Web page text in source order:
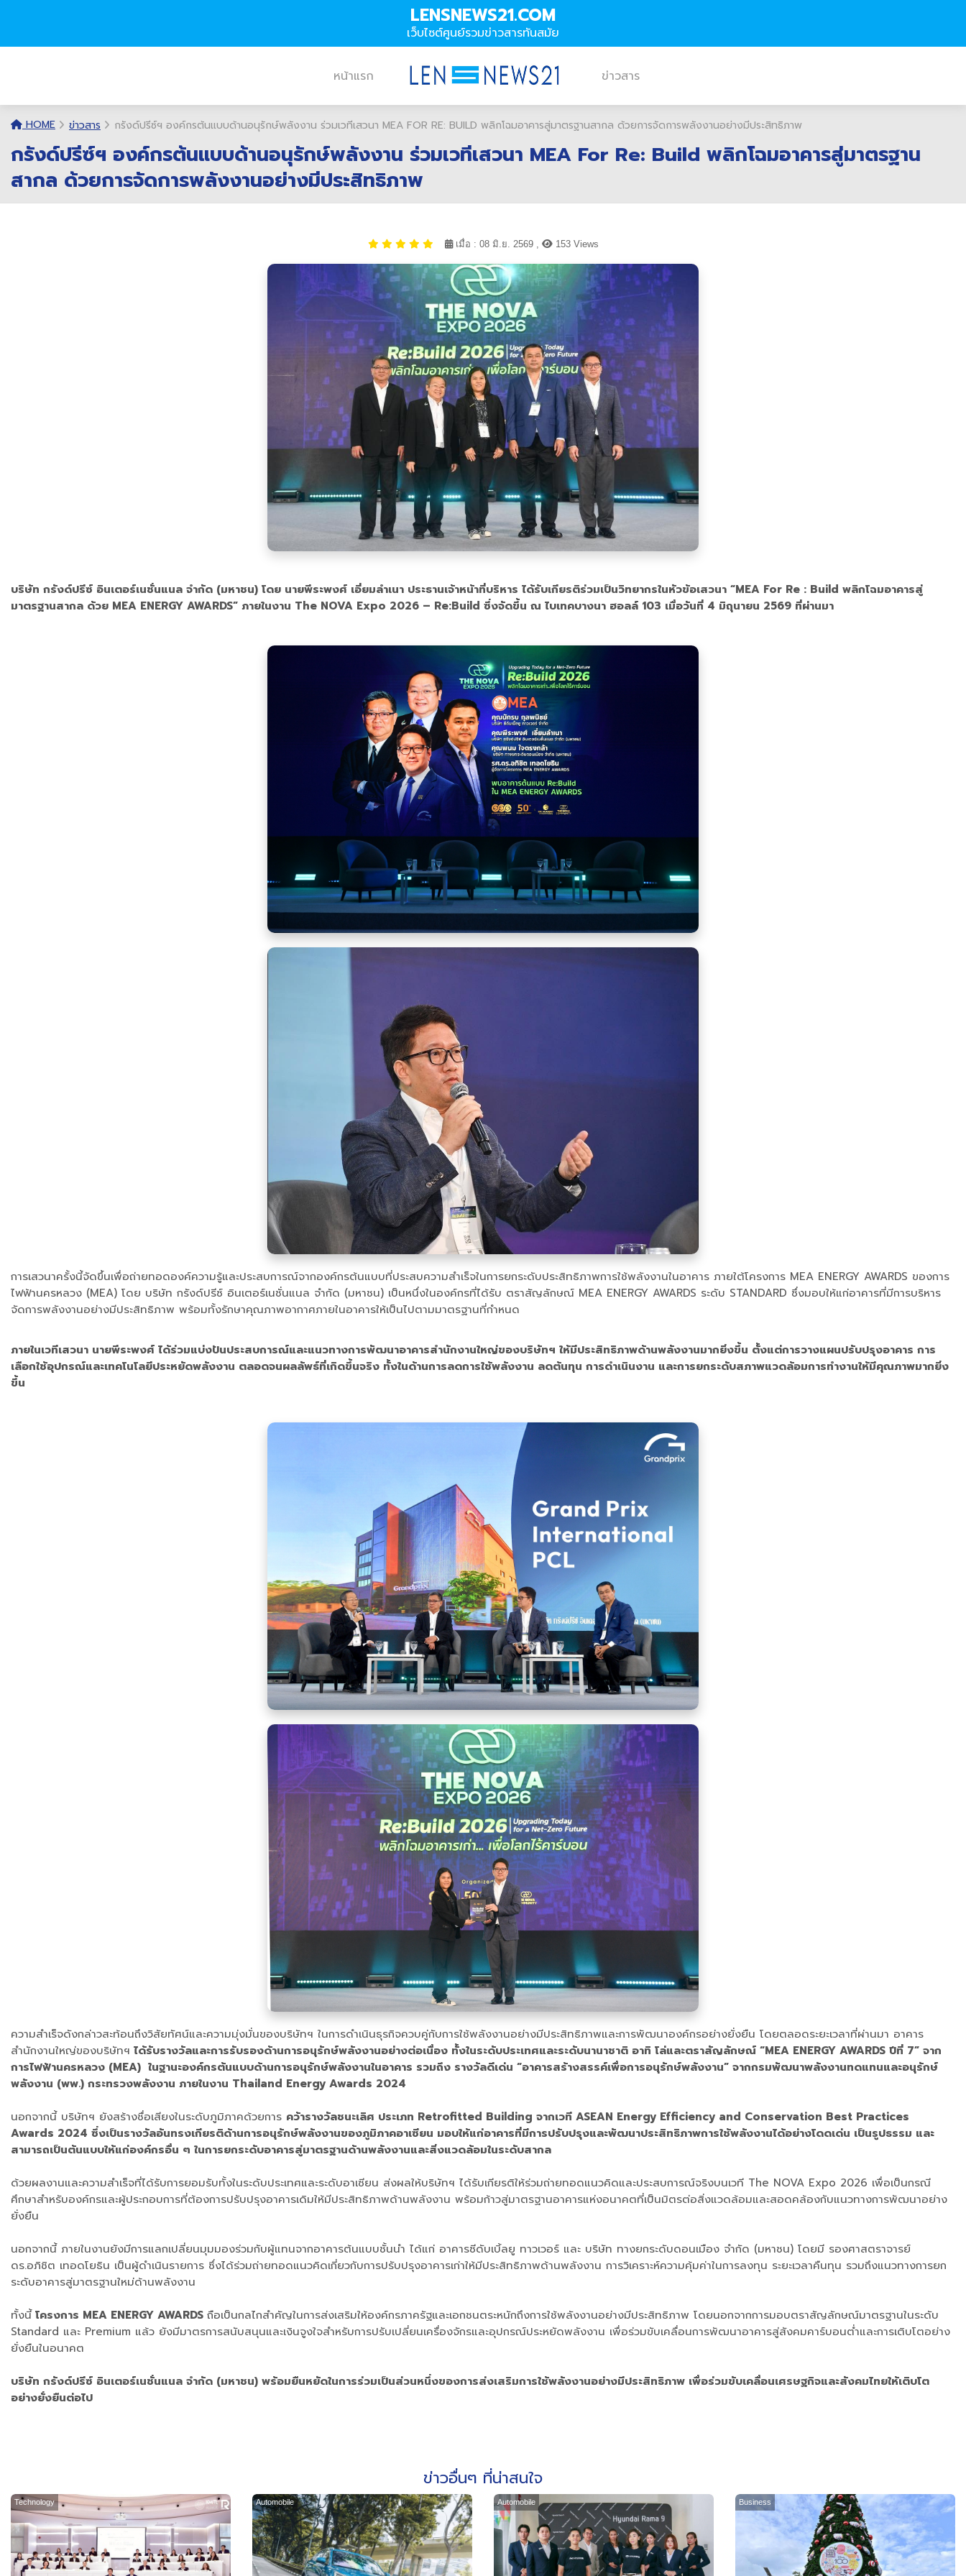
LENSNEWS21.COM
เว็บไซต์ศูนย์รวมข่าวสารทันสมัย
หน้าแรก ข่าวสาร
HOME ข่าวสาร กรังด์ปรีซ์ฯ องค์กรต้นแบบด้านอนุรักษ์พลังงาน ร่วมเวทีเสวนา MEA FOR RE: BUILD พลิกโฉมอาคารสู่มาตรฐานสากล ด้วยการจัดการพลังงานอย่างมีประสิทธิภาพ
กรังด์ปรีซ์ฯ องค์กรต้นแบบด้านอนุรักษ์พลังงาน ร่วมเวทีเสวนา MEA For Re: Build พลิกโฉมอาคารสู่มาตรฐาน
สากล ด้วยการจัดการพลังงานอย่างมีประสิทธิภาพ
เมื่อ : 08 มิ.ย. 2569 , 153 Views
บริษัท กรังด์ปรีซ์ อินเตอร์เนชั่นแนล จำกัด (มหาชน) โดย นายพีระพงศ์ เอี่ยมลำเนา ประธานเจ้าหน้าที่บริหาร ได้รับเกียรติร่วมเป็นวิทยากรในหัวข้อเสวนา “MEA For Re : Build พลิกโฉมอาคารสู่
มาตรฐานสากล ด้วย MEA ENERGY AWARDS” ภายในงาน The NOVA Expo 2026 – Re:Build ซึ่งจัดขึ้น ณ ไบเทคบางนา ฮอลล์ 103 เมื่อวันที่ 4 มิถุนายน 2569 ที่ผ่านมา
การเสวนาครั้งนี้จัดขึ้นเพื่อถ่ายทอดองค์ความรู้และประสบการณ์จากองค์กรต้นแบบที่ประสบความสำเร็จในการยกระดับประสิทธิภาพการใช้พลังงานในอาคาร ภายใต้โครงการ MEA ENERGY AWARDS ของการ
ไฟฟ้านครหลวง (MEA) โดย บริษัท กรังด์ปรีซ์ อินเตอร์เนชั่นแนล จำกัด (มหาชน) เป็นหนึ่งในองค์กรที่ได้รับ ตราสัญลักษณ์ MEA ENERGY AWARDS ระดับ STANDARD ซึ่งมอบให้แก่อาคารที่มีการบริหาร
จัดการพลังงานอย่างมีประสิทธิภาพ พร้อมทั้งรักษาคุณภาพอากาศภายในอาคารให้เป็นไปตามมาตรฐานที่กำหนด
ภายในเวทีเสวนา นายพีระพงศ์ ได้ร่วมแบ่งปันประสบการณ์และแนวทางการพัฒนาอาคารสำนักงานใหญ่ของบริษัทฯ ให้มีประสิทธิภาพด้านพลังงานมากยิ่งขึ้น ตั้งแต่การวางแผนปรับปรุงอาคาร การ
เลือกใช้อุปกรณ์และเทคโนโลยีประหยัดพลังงาน ตลอดจนผลลัพธ์ที่เกิดขึ้นจริง ทั้งในด้านการลดการใช้พลังงาน ลดต้นทุน การดำเนินงาน และการยกระดับสภาพแวดล้อมการทำงานให้มีคุณภาพมากยิ่ง
ขึ้น
ความสำเร็จดังกล่าวสะท้อนถึงวิสัยทัศน์และความมุ่งมั่นของบริษัทฯ ในการดำเนินธุรกิจควบคู่กับการใช้พลังงานอย่างมีประสิทธิภาพและการพัฒนาองค์กรอย่างยั่งยืน โดยตลอดระยะเวลาที่ผ่านมา อาคาร
สำนักงานใหญ่ของบริษัทฯ ได้รับรางวัลและการรับรองด้านการอนุรักษ์พลังงานอย่างต่อเนื่อง ทั้งในระดับประเทศและระดับนานาชาติ อาทิ โล่และตราสัญลักษณ์ “MEA ENERGY AWARDS ปีที่ 7” จาก
การไฟฟ้านครหลวง (MEA) ในฐานะองค์กรต้นแบบด้านการอนุรักษ์พลังงานในอาคาร รวมถึง รางวัลดีเด่น “อาคารสร้างสรรค์เพื่อการอนุรักษ์พลังงาน” จากกรมพัฒนาพลังงานทดแทนและอนุรักษ์
พลังงาน (พพ.) กระทรวงพลังงาน ภายในงาน Thailand Energy Awards 2024
นอกจากนี้ บริษัทฯ ยังสร้างชื่อเสียงในระดับภูมิภาคด้วยการ คว้ารางวัลชนะเลิศ ประเภท Retrofitted Building จากเวที ASEAN Energy Efficiency and Conservation Best Practices
Awards 2024 ซึ่งเป็นรางวัลอันทรงเกียรติด้านการอนุรักษ์พลังงานของภูมิภาคอาเซียน มอบให้แก่อาคารที่มีการปรับปรุงและพัฒนาประสิทธิภาพการใช้พลังงานได้อย่างโดดเด่น เป็นรูปธรรม และ
สามารถเป็นต้นแบบให้แก่องค์กรอื่น ๆ ในการยกระดับอาคารสู่มาตรฐานด้านพลังงานและสิ่งแวดล้อมในระดับสากล
ด้วยผลงานและความสำเร็จที่ได้รับการยอมรับทั้งในระดับประเทศและระดับอาเซียน ส่งผลให้บริษัทฯ ได้รับเกียรติให้ร่วมถ่ายทอดแนวคิดและประสบการณ์จริงบนเวที The NOVA Expo 2026 เพื่อเป็นกรณี
ศึกษาสำหรับองค์กรและผู้ประกอบการที่ต้องการปรับปรุงอาคารเดิมให้มีประสิทธิภาพด้านพลังงาน พร้อมก้าวสู่มาตรฐานอาคารแห่งอนาคตที่เป็นมิตรต่อสิ่งแวดล้อมและสอดคล้องกับแนวทางการพัฒนาอย่าง
ยั่งยืน
นอกจากนี้ ภายในงานยังมีการแลกเปลี่ยนมุมมองร่วมกับผู้แทนจากอาคารต้นแบบชั้นนำ ได้แก่ อาคารซีดับเบิ้ลยู ทาวเวอร์ และ บริษัท ทางยกระดับดอนเมือง จำกัด (มหาชน) โดยมี รองศาสตราจารย์
ดร.อภิชิต เทอดโยธิน เป็นผู้ดำเนินรายการ ซึ่งได้ร่วมถ่ายทอดแนวคิดเกี่ยวกับการปรับปรุงอาคารเก่าให้มีประสิทธิภาพด้านพลังงาน การวิเคราะห์ความคุ้มค่าในการลงทุน ระยะเวลาคืนทุน รวมถึงแนวทางการยก
ระดับอาคารสู่มาตรฐานใหม่ด้านพลังงาน
ทั้งนี้โครงการ MEA ENERGY AWARDS ถือเป็นกลไกสำคัญในการส่งเสริมให้องค์กรภาครัฐและเอกชนตระหนักถึงการใช้พลังงานอย่างมีประสิทธิภาพ โดยนอกจากการมอบตราสัญลักษณ์มาตรฐานในระดับ
Standard และ Premium แล้ว ยังมีมาตรการสนับสนุนและเงินจูงใจสำหรับการปรับเปลี่ยนเครื่องจักรและอุปกรณ์ประหยัดพลังงาน เพื่อร่วมขับเคลื่อนการพัฒนาอาคารสู่สังคมคาร์บอนต่ำและการเติบโตอย่าง
ยั่งยืนในอนาคต
บริษัท กรังด์ปรีซ์ อินเตอร์เนชั่นแนล จำกัด (มหาชน) พร้อมยืนหยัดในการร่วมเป็นส่วนหนึ่งของการส่งเสริมการใช้พลังงานอย่างมีประสิทธิภาพ เพื่อร่วมขับเคลื่อนเศรษฐกิจและสังคมไทยให้เติบโต
อย่างยั่งยืนต่อไป
ข่าวอื่นๆ ที่น่าสนใจ
Technology Automobile Automobile Business